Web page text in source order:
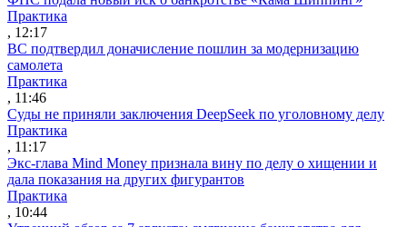
Практика
, 12:17
ВС подтвердил доначисление пошлин за модернизацию
самолета
Практика
, 11:46
Суды не приняли заключения DeepSeek по уголовному делу
Практика
, 11:17
Экс-глава Mind Money признала вину по делу о хищении и
дала показания на других фигурантов
Практика
, 10:44